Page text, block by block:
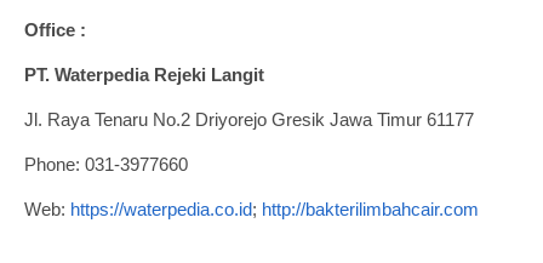
Office :
PT. Waterpedia Rejeki Langit
Jl. Raya Tenaru No.2 Driyorejo Gresik Jawa Timur 61177
Phone: 031-3977660
Web: https://waterpedia.co.id; http://bakterilimbahcair.com